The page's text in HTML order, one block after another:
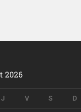
2026
J V S D